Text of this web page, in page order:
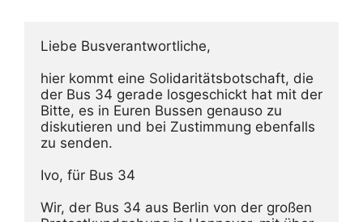
Liebe Busverantwortliche,
hier kommt eine Solidaritätsbotschaft, die
der Bus 34 gerade losgeschickt hat mit der
Bitte, es in Euren Bussen genauso zu
diskutieren und bei Zustimmung ebenfalls
zu senden.
Ivo, für Bus 34
Wir, der Bus 34 aus Berlin von der großen